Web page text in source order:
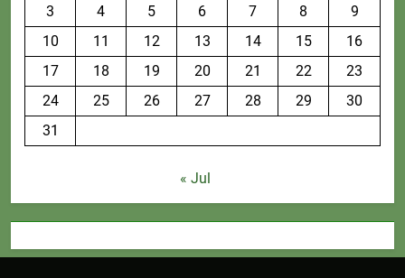
3
4 5 6 7 8
9
10
11 12 13 14 15
16
17
18 19 20 21 22
23
24
25 26 27 28 29
30
31
« Jul